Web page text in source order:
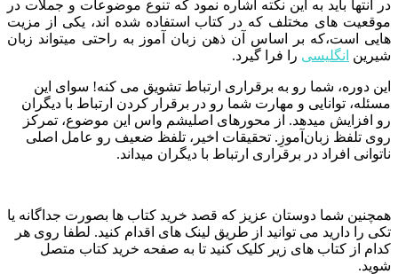
در انتها باید به این نکته اشاره نمود که تنوع موضوعات و جملات در
موقعیت های مختلف که در کتاب استفاده شده اند، یکی از مزیت
هایی است،که بر اساس آن ذهن زبان آموز به راحتی میتواند زبان
شیرین انگلیسی را فرا گیرد.
این دوره، شما رو به برقراری ارتباط تشویق می کنه! سوای این
مسئله، توانایی و مهارت شما رو در برقرار کردن ارتباط با دیگران
رو افزایش میدهد. از محورهای اصلیشم واس این موضوع، تمرکز
روی تلفظ زبان‌آموزِ. تحقیقات اخیر، تلفظ ضعیف رو عامل اصلی
ناتوانی افراد در برقراری ارتباط با دیگران میداند.
همچنین شما دوستان عزیز که قصد خرید کتاب ها بصورت جداگانه یا
تکی را دارید می توانید از طریق لینک های اقدام کنید. لطفا روی هر
کدام از کتاب های زیر کلیک کنید تا به صفحه خرید کتاب متصل
شوید.